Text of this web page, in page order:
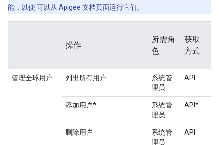
能，以便 可以从 Apigee 文档页面运行它们。
操作
所需角
色
获取
方式
管理全球用户 列出所有用户
系统管
理员
API
添加用户*
系统管
理员
API*
删除用户
系统管
理员
API